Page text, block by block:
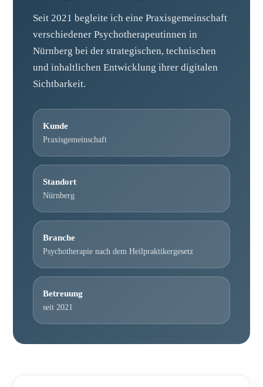
Seit 2021 begleite ich eine Praxisgemeinschaft
verschiedener Psychotherapeutinnen in
Nürnberg bei der strategischen, technischen
und inhaltlichen Entwicklung ihrer digitalen
Sichtbarkeit.
Kunde
Praxisgemeinschaft
Standort
Nürnberg
Branche
Psychotherapie nach dem Heilpraktikergesetz
Betreuung
seit 2021